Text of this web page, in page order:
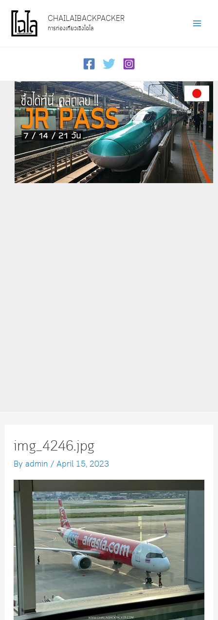
content
CHAILAIBACKPACKER
การท่องเที่ยวเชิงไฉไล
img_4246.jpg
By admin / April 15, 2023